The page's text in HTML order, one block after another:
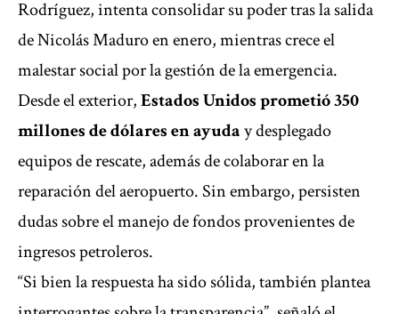
Rodríguez, intenta consolidar su poder tras la salida
de Nicolás Maduro en enero, mientras crece el
malestar social por la gestión de la emergencia.
Desde el exterior,Estados Unidos prometió 350
millones de dólares en ayuday desplegado
equipos de rescate, además de colaborar en la
reparación del aeropuerto. Sin embargo, persisten
dudas sobre el manejo de fondos provenientes de
ingresos petroleros.
“Si bien la respuesta ha sido sólida, también plantea